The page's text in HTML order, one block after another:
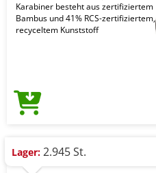
Karabiner besteht aus zertifiziertem
Bambus und 41% RCS-zertifiziertem,
recyceltem Kunststoff
Lager: 2.945 St.